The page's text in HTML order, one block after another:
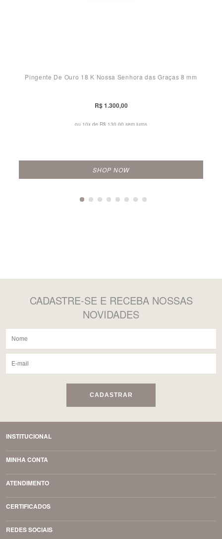
Pingente De Ouro 18 K Nossa Senhora das Graças 8 mm
R$ 1.300,00
ou 10x de R$ 130,00 sem juros
SHOP NOW
CADASTRE-SE E RECEBA NOSSAS
NOVIDADES
CADASTRAR
INSTITUCIONAL
MINHA CONTA
ATENDIMENTO
CERTIFICADOS
REDES SOCIAIS